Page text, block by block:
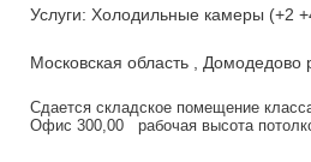
Услуги: Холодильные камеры (+2
Московская область , Домодедово
Сдается складское помещение
Офис 300,00 рабочая высота